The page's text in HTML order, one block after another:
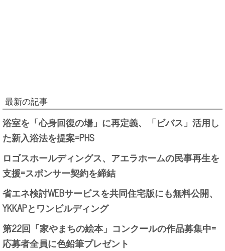
最新の記事
浴室を「心身回復の場」に再定義、「ビバス」活用し
た新入浴法を提案=PHS
ロゴスホールディングス、アエラホームの民事再生を
支援=スポンサー契約を締結
省エネ検討WEBサービスを共同住宅版にも無料公開、
YKKAPとワンビルディング
第22回「家やまちの絵本」コンクールの作品募集中=
応募者全員に色鉛筆プレゼント